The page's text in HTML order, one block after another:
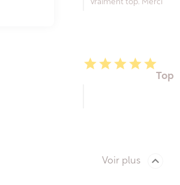
Vraiment top. Merci

Top
Voir plus 